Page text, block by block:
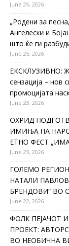
June 26, 2026
„Родени за
Ангелески и
што ќе ги
June 25, 2026
ЕКСКЛУЗИВНО:
сензација – нов
промоцијата
June 23, 2026
ОХРИД
ИМИЊА НА
ЕТНО ФЕСТ
June 23, 2026
ГОЛЕМО
НАТАЛИ
БРЕНДОВИ“ ВО
June 22, 2026
ФОЛК ПЕЈАЧОТ
ПРОЕКТ:
ВО НЕОБИЧНА